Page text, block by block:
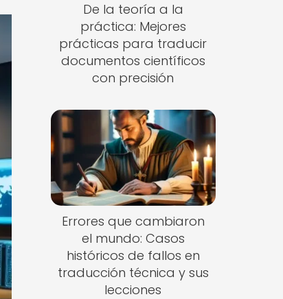
De la teoría a la
práctica: Mejores
prácticas para traducir
documentos científicos
con precisión
Errores que cambiaron
el mundo: Casos
históricos de fallos en
traducción técnica y sus
lecciones